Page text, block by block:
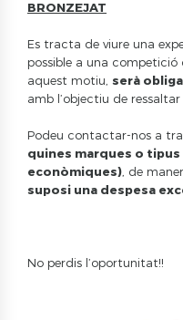
BRONZEJAT
Es tracta de viure una
possible a una
aquest motiu, serà
amb l’objectiu de
Podeu contactar-nos a
quines marques o
econòmiques), de
suposi una despesa
No perdis l’oportunitat!!